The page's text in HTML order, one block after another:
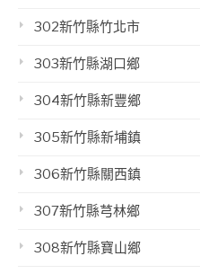
302新竹縣竹北市
303新竹縣湖口鄉
304新竹縣新豐鄉
305新竹縣新埔鎮
306新竹縣關西鎮
307新竹縣芎林鄉
308新竹縣寶山鄉